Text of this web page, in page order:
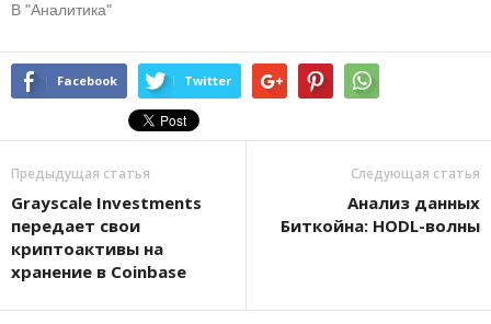
В "Аналитика"
Facebook Twitter
Предыдущая статья
Grayscale Investments
передает свои
криптоактивы на
хранение в Coinbasе
Следующая статья
Анализ данных
Биткойна: HODL-волны